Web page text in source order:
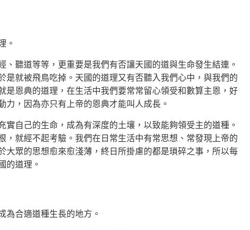
。
聽道等等，更重要是我們有否讓天國的道與生命發生結連。
是就被飛鳥吃掉。天國的道理又有否聽入我們心中，與我們的
是恩典的道理，在生活中我們要常常留心領受和數算主恩，好
力，因為亦只有上帝的恩典才能叫人成長。
自己的生命，成為有深度的土壤，以致能夠領受主的道種。
，就經不起考驗。我們在日常生活中有常思想、常發現上帝的
大眾的思想愈來愈淺薄，終日所掛慮的都是瑣碎之事，所以每
的道理。
合適道種生長的地方。